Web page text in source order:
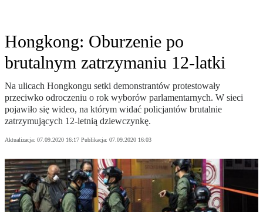
Hongkong: Oburzenie po
brutalnym zatrzymaniu 12-latki
Na ulicach Hongkongu setki demonstrantów protestowały
przeciwko odroczeniu o rok wyborów parlamentarnych. W sieci
pojawiło się wideo, na którym widać policjantów brutalnie
zatrzymujących 12-letnią dziewczynkę.
Aktualizacja: 07.09.2020 16:17 Publikacja: 07.09.2020 16:03